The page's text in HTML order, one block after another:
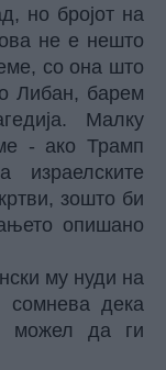
но бројот на
не е нешто
со она што
Либан, барем
Малку
- ако Трамп
израелските
зошто би
опишано
му нуди на
дека
можел да ги